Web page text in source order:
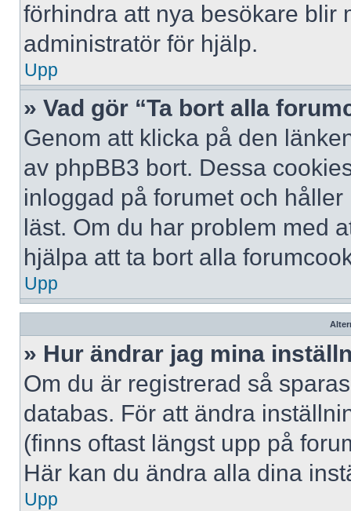
förhindra att nya besökare blir
administratör för hjälp.
Upp
» Vad gör “Ta bort alla
Genom att klicka på den
av phpBB3 bort. Dessa
inloggad på forumet och
läst. Om du har problem med
hjälpa att ta bort alla
Upp
» Hur ändrar jag mina
Om du är registrerad så
databas. För att ändra
(finns oftast längst upp på
Här kan du ändra alla dina
Upp